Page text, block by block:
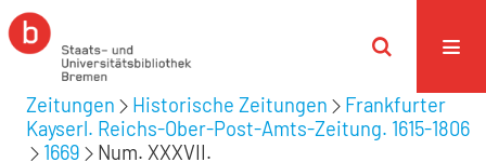
Zeitungen Historische Zeitungen
Frankfurter
Kayserl. Reichs-Ober-Post-Amts-Zeitung. 1615-1806
1669
Num. XXXVII.